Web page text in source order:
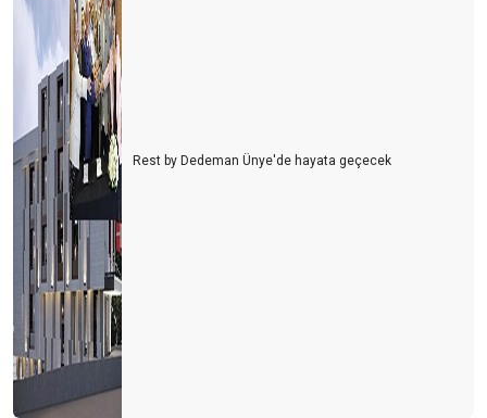
Rest by Dedeman Ünye'de hayata geçecek